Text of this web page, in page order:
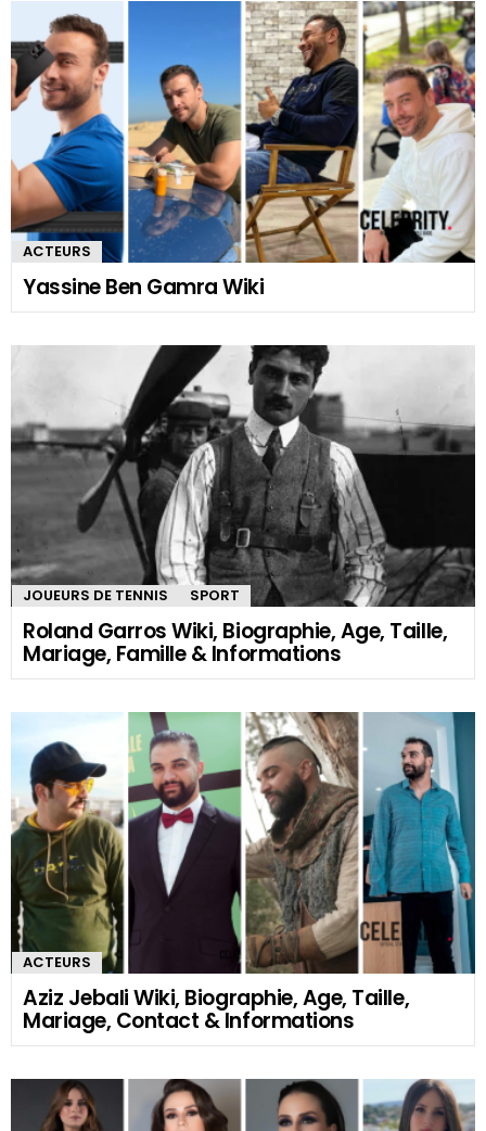
ACTEURS
Yassine Ben Gamra Wiki
JOUEURS DE TENNIS SPORT
Roland Garros Wiki, Biographie, Age, Taille,
Mariage, Famille & Informations
ACTEURS
Aziz Jebali Wiki, Biographie, Age, Taille,
Mariage, Contact & Informations